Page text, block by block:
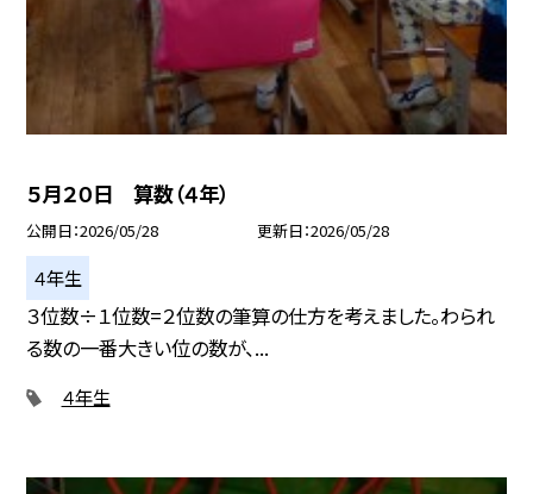
５月２０日 算数（４年）
公開日 2026/05/28 更新日 2026/05/28
４年生
３位数÷１位数=２位数の筆算の仕方を考えました。わられ
る数の一番大きい位の数が、...
４年生